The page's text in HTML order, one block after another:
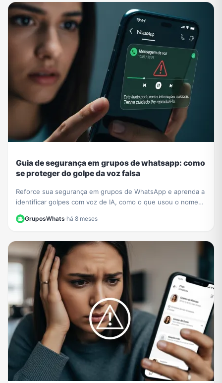
Guia de segurança em grupos de whatsapp: como
se proteger do golpe da voz falsa
Reforce sua segurança em grupos de WhatsApp e aprenda a
identificar golpes com voz de IA, como o que usou o nome
GruposWhats·há 8 meses